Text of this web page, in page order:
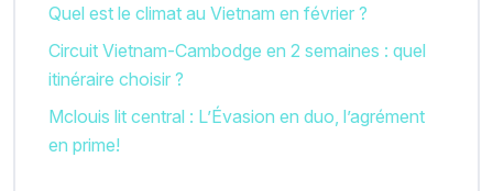
Quel est le climat au Vietnam en février ?
Circuit Vietnam-Cambodge en 2 semaines : quel
itinéraire choisir ?
Mclouis lit central : L’Évasion en duo, l’agrément
en prime!